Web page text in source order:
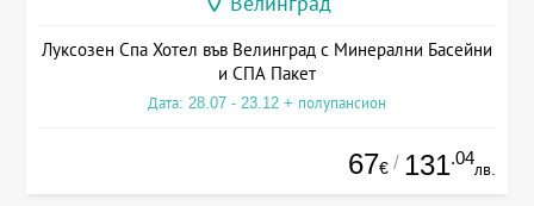
Луксозен Спа Хотел във Велинград с Минерални Басейни
и СПА Пакет
Дата: 28.07 - 23.12 + полупансион
67€ / 131.04
лв.